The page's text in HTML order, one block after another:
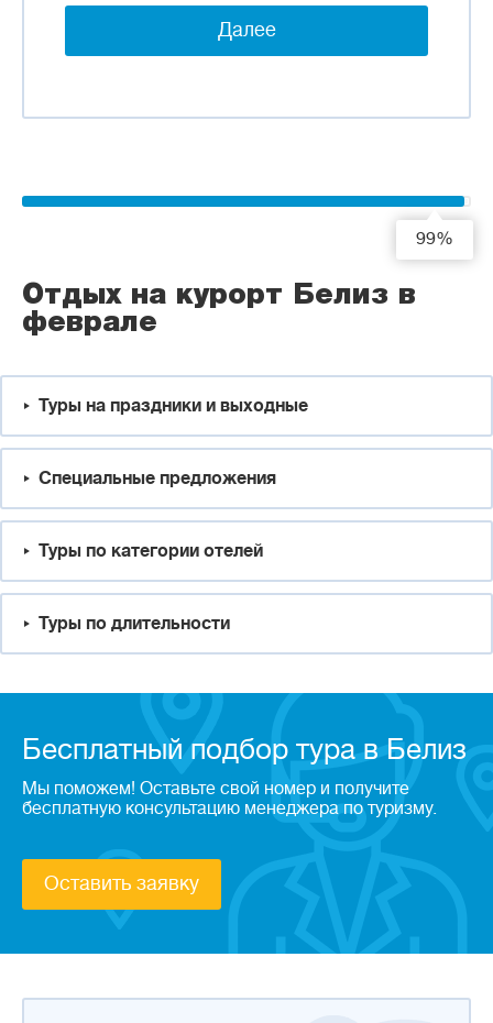
Далее
99%
Отдых на курорт Белиз в
феврале
Туры на праздники и выходные
Специальные предложения
Туры по категории отелей
Туры по длительности
Бесплатный подбор тура в Белиз
Мы поможем! Оставьте свой номер и получите
бесплатную консультацию менеджера по туризму.
Оставить заявку